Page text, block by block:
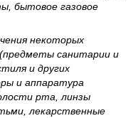
бытовое газовое
некоторых
(предметы санитарии и
и других
и аппаратура
рта, линзы
лекарственные